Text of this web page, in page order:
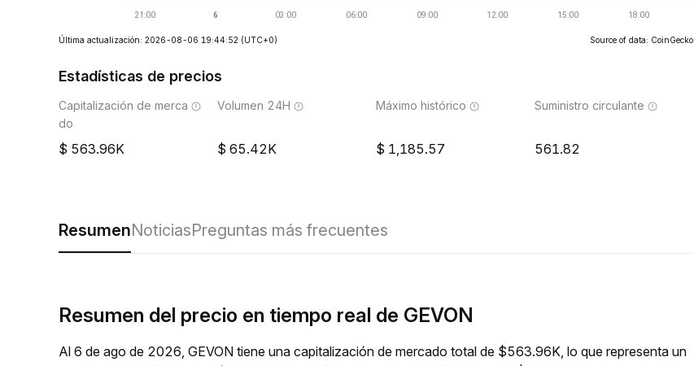
Última actualización: 2026-08-06 19:44:52 (UTC+0) Source of data: CoinGecko
Estadísticas de precios
Capitalización de merca
do
563.96K
Volumen 24H
65.42K
Máximo histórico
1,185.57
Suministro circulante
561.82
ResumenNoticiasPreguntas más frecuentes
Resumen del precio en tiempo real de GEVON
Al 6 de ago de 2026, GEVON tiene una capitalización de mercado total de $563.96K, lo que representa un